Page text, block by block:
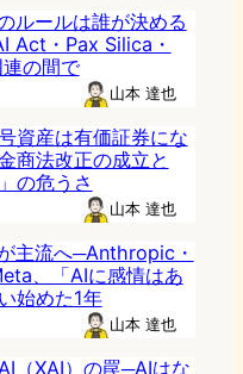
ルールは誰が決める
Act・Pax Silica・
の間で
山本 達也
資産は有価証券にな
商法改正の成立と
の危うさ
山本 達也
主流へ─Anthropic・
、「AIに感情はあ
始めた1年
山本 達也
（XAI）の罠─AIはな